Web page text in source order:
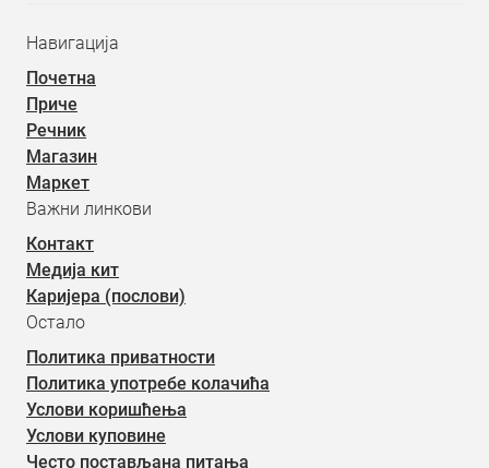
Навигација
Почетна
Приче
Речник
Магазин
Маркет
Важни линкови
Контакт
Медија кит
Каријера (послови)
Остало
Политика приватности
Политика употребе колачића
Услови коришћења
Услови куповине
Често постављана питања